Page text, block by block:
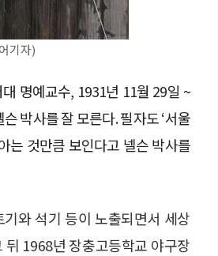
기자)
명예교수, 1931년 11월 29일 ~
박사를 잘 모른다. 필자도 ‘서울
는 것만큼 보인다고 넬슨 박사를
와 석기 등이 노출되면서 세상
1968년 장충고등학교 야구장